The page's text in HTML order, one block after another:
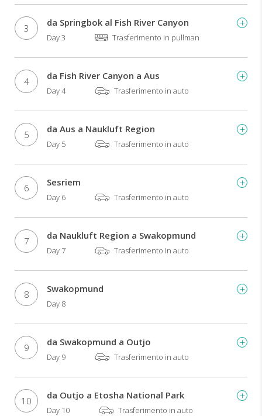
esclusivo
truck
da
safari
con
soli
12
posti.
tempo
a
per
esplorare
la
natura
in
autonomia
o
per
opzionali.
3 da Springbok al Fish River Canyon
Day 3 Trasferimento in pullman
4 da Fish River Canyon a Aus
Day 4 Trasferimento in auto
5 da Aus a Naukluft Region
Day 5 Trasferimento in auto
6 Sesriem
Day 6 Trasferimento in auto
7 da Naukluft Region a Swakopmund
Day 7 Trasferimento in auto
8 Swakopmund
Day 8
9 da Swakopmund a Outjo
Day 9 Trasferimento in auto
10 da Outjo a Etosha National Park
Day 10 Trasferimento in auto